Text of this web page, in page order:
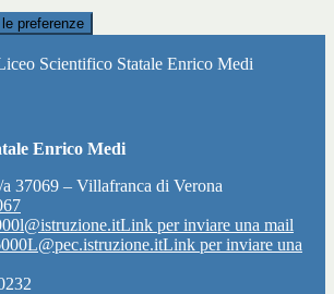
preferenze
Scientifico Statale Enrico Medi
Enrico Medi
37069 – Villafranca di Verona
Link per inviare una mail
Link per inviare una